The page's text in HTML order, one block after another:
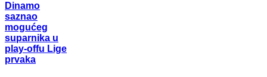
Dinamo
saznao
mogućeg
suparnika u
play-offu Lige
prvaka